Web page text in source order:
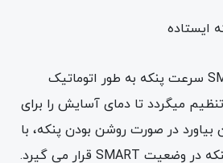
ایستاده
با انتخاب حالت SMART سرعت پنکه به طور اتوماتیک
میگردد تا دمای آسایش را برای
بیاورد در صورت روشن بودن پنکه، با
لمس دکمه SMART پنکه در وضعیت SMART قرار می گیرد.